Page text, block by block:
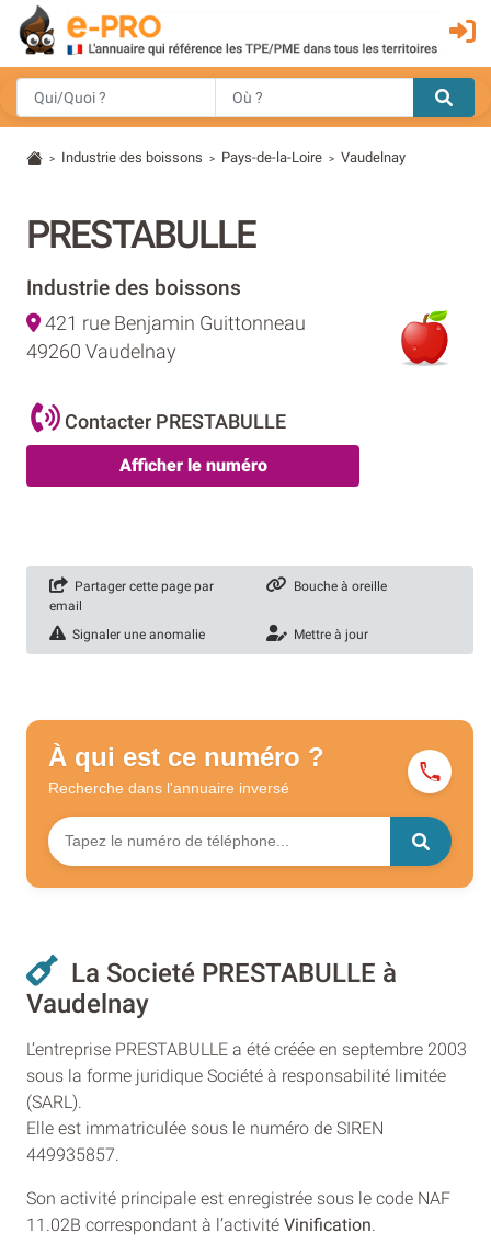
> Industrie des boissons > Pays-de-la-Loire > Vaudelnay
PRESTABULLE
Industrie des boissons
421 rue Benjamin Guittonneau
49260 Vaudelnay
Contacter PRESTABULLE
Afficher le numéro
Partager cette page par
email
Bouche à oreille
Signaler une anomalie Mettre à jour
À qui est ce numéro ?
Recherche dans l'annuaire inversé
La Societé PRESTABULLE à
Vaudelnay
L’entreprise PRESTABULLE a été créée en septembre 2003
sous la forme juridique Société à responsabilité limitée
(SARL).
Elle est immatriculée sous le numéro de SIREN
449935857.
Son activité principale est enregistrée sous le code NAF
11.02B correspondant à l’activité Vinification